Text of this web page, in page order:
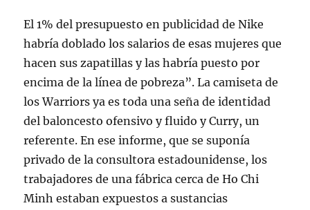
El 1% del presupuesto en publicidad de Nike
habría doblado los salarios de esas mujeres que
hacen sus zapatillas y las habría puesto por
encima de la línea de pobreza”. La camiseta de
los Warriors ya es toda una seña de identidad
del baloncesto ofensivo y fluido y Curry, un
referente. En ese informe, que se suponía
privado de la consultora estadounidense, los
trabajadores de una fábrica cerca de Ho Chi
Minh estaban expuestos a sustancias